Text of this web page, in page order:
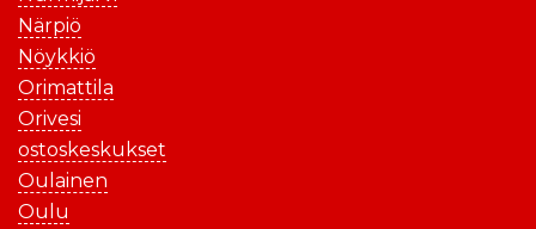
Närpiö
Nöykkiö
Orimattila
Orivesi
ostoskeskukset
Oulainen
Oulu